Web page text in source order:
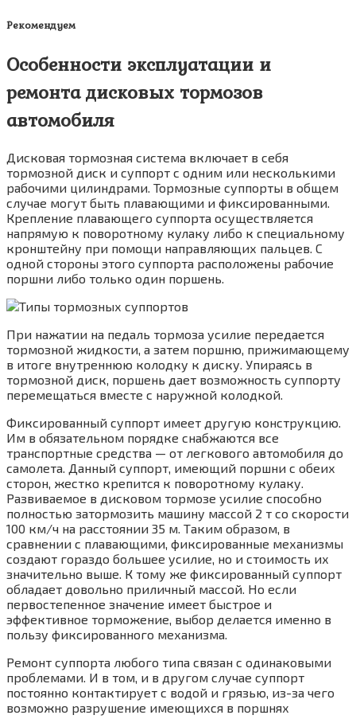
Рекомендуем
Особенности эксплуатации и
ремонта дисковых тормозов
автомобиля
Дисковая тормозная система включает в себя
тормозной диск и суппорт с одним или несколькими
рабочими цилиндрами. Тормозные суппорты в общем
случае могут быть плавающими и фиксированными.
Крепление плавающего суппорта осуществляется
напрямую к поворотному кулаку либо к специальному
кронштейну при помощи направляющих пальцев. С
одной стороны этого суппорта расположены рабочие
поршни либо только один поршень.
При нажатии на педаль тормоза усилие передается
тормозной жидкости, а затем поршню, прижимающему
в итоге внутреннюю колодку к диску. Упираясь в
тормозной диск, поршень дает возможность суппорту
перемещаться вместе с наружной колодкой.
Фиксированный суппорт имеет другую конструкцию.
Им в обязательном порядке снабжаются все
транспортные средства — от легкового автомобиля до
самолета. Данный суппорт, имеющий поршни с обеих
сторон, жестко крепится к поворотному кулаку.
Развиваемое в дисковом тормозе усилие способно
полностью затормозить машину массой 2 т со скорости
100 км/ч на расстоянии 35 м. Таким образом, в
сравнении с плавающими, фиксированные механизмы
создают гораздо большее усилие, но и стоимость их
значительно выше. К тому же фиксированный суппорт
обладает довольно приличный массой. Но если
первостепенное значение имеет быстрое и
эффективное торможение, выбор делается именно в
пользу фиксированного механизма.
Ремонт суппорта любого типа связан с одинаковыми
проблемами. И в том, и в другом случае суппорт
постоянно контактирует с водой и грязью, из-за чего
возможно разрушение имеющихся в поршнях